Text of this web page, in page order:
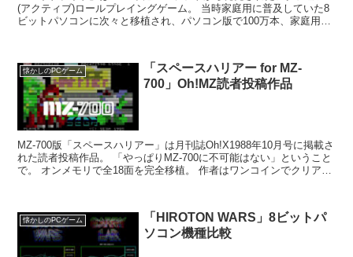
(アクティブ)ロールプレイングゲーム。 当時家庭用に普及していた8
ビットパソコンに次々と移植され、パソコン版で100万本、家庭用ゲ
懐かしのPCゲーム
「スペースハリアー for MZ-
700」Oh!MZ読者投稿作品
MZ-700版「スペースハリアー」は月刊誌Oh!X1988年10月号に掲載さ
れた読者投稿作品。 「やっぱりMZ-700に不可能はない」ということ
で。 オンメモリで全18面を完全移植。 作者はワンコインでクリアで
懐かしのPCゲーム
「HIROTON WARS」8ビットパ
ソコン機種比較